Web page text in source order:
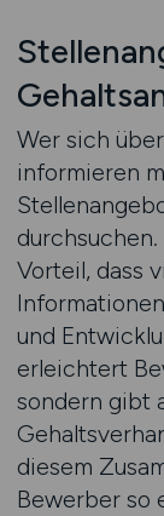
Wer sich
informieren
Vorteil, dass
und
erleichtert
sondern gibt
diesem
Bewerber so